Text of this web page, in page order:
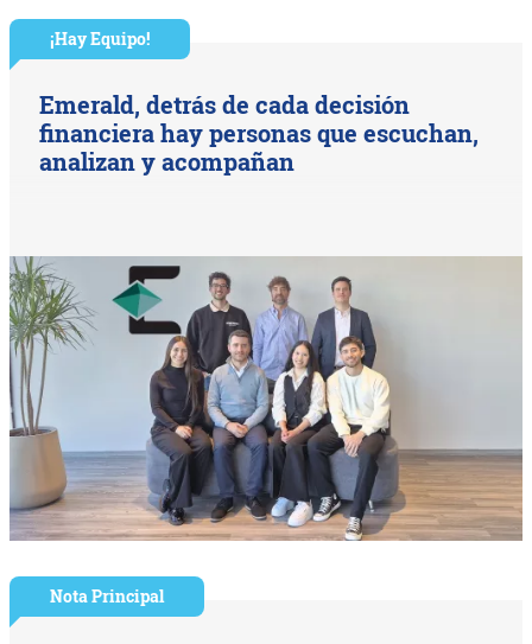
¡Hay Equipo!
Emerald, detrás de cada decisión
financiera hay personas que escuchan,
analizan y acompañan
Nota Principal